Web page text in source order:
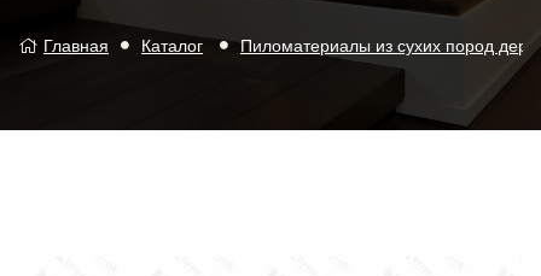
Главная Каталог Пиломатериалы из сухих пород